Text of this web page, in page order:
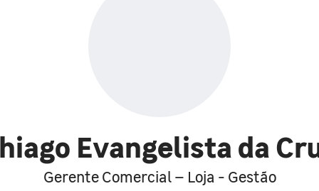
Evangelista da
Gerente Comercial – Loja - Gestão